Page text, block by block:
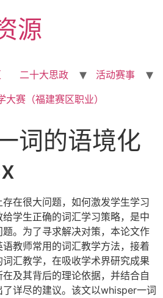
源
二十大思政
活动赛事
赛（福建赛区职业）
词的语境化
在很大问题，如何激发学生学习
学生正确的词汇学习策略，是中
。为了寻求解决对策，本论文作
教师常用的词汇教学方法，接着
汇教学，在吸收学术界研究成果
及其背后的理论依据，并结合自
详尽的建议。该文以whisper一词